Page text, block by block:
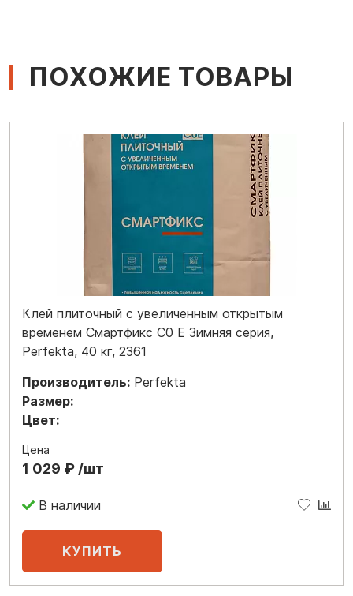
ПОХОЖИЕ ТОВАРЫ
Клей плиточный с увеличенным открытым
временем Смартфикс C0 E Зимняя серия,
Perfekta, 40 кг, 2361
Производитель: Perfekta
Размер:
Цвет:
Цена
1 029 ₽ /шт
В наличии